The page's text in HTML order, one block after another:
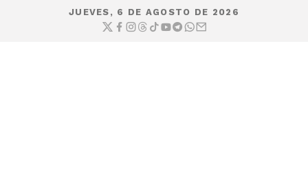
JUEVES, 6 DE AGOSTO DE 2026